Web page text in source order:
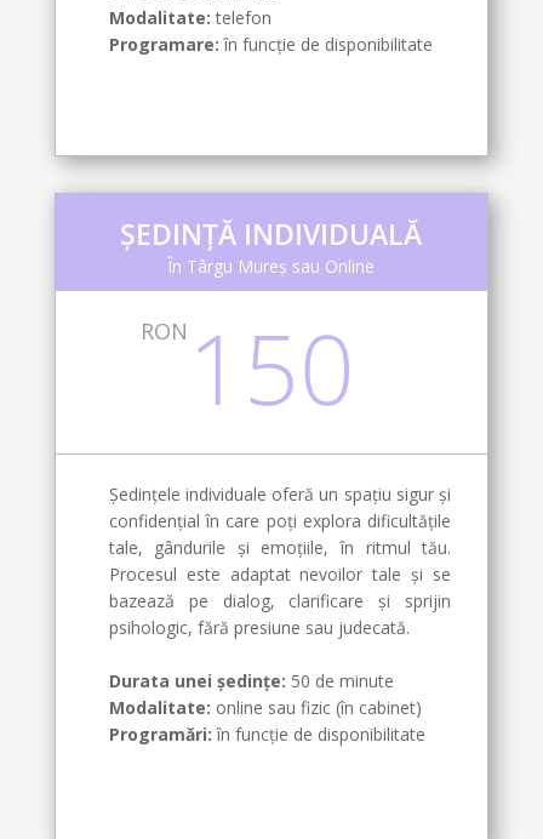
Modalitate: telefon
Programare: în funcție de disponibilitate
ȘEDINȚĂ INDIVIDUALĂ
În Târgu Mureș sau Online
RON 150
Ședințele individuale oferă un spațiu sigur și
confidențial în care poți explora dificultățile
tale, gândurile și emoțiile, în ritmul tău.
Procesul este adaptat nevoilor tale și se
bazează pe dialog, clarificare și sprijin
psihologic, fără presiune sau judecată.
Durata unei ședințe: 50 de minute
Modalitate: online sau fizic (în cabinet)
Programări: în funcție de disponibilitate